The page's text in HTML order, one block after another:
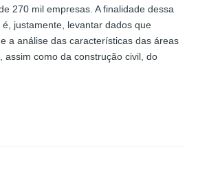
270 mil empresas. A finalidade dessa
justamente, levantar dados que
a análise das características das áreas
assim como da construção civil, do